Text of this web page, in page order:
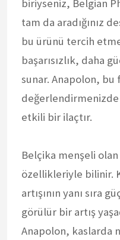
biriyseniz, Belgian
tam da aradığınız
bu ürünü tercih
başarısızlık, daha
sunar. Anapolon, bu
değerlendirmenizde
etkili bir ilaçtır.
Belçika menşeli
özellikleriyle bilinir.
artışının yanı sıra
görülür bir artış
Anapolon, kaslarda